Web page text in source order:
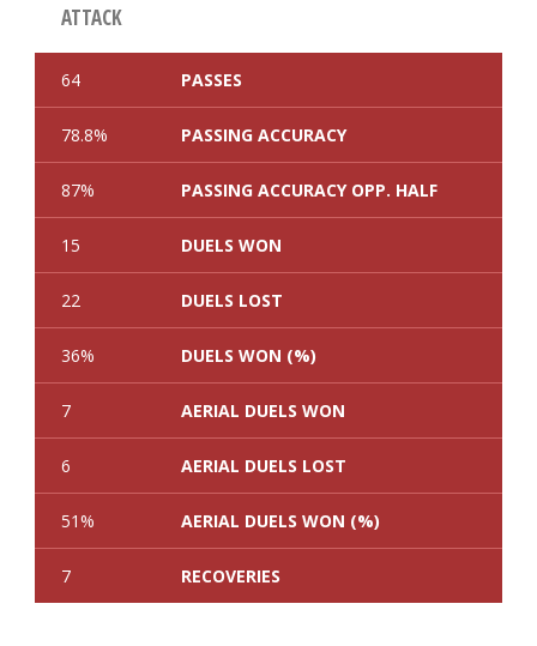
ATTACK
64 PASSES
78.8% PASSING ACCURACY
87% PASSING ACCURACY OPP. HALF
15 DUELS WON
22 DUELS LOST
36% DUELS WON (%)
7 AERIAL DUELS WON
6 AERIAL DUELS LOST
51% AERIAL DUELS WON (%)
7 RECOVERIES